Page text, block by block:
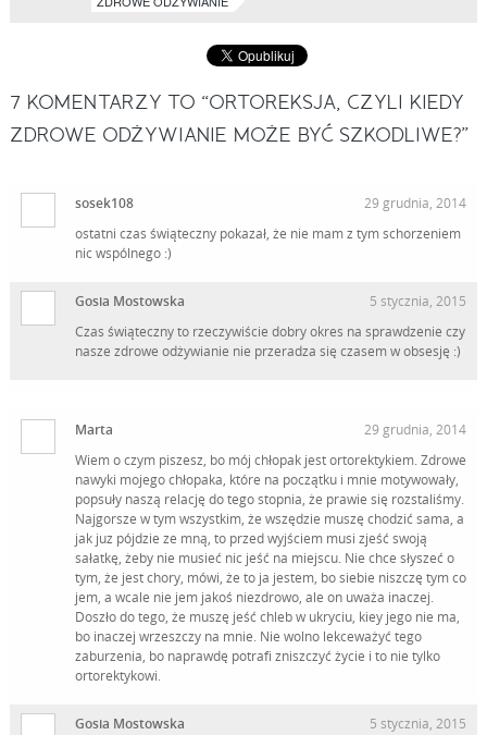
7 KOMENTARZY TO “ORTOREKSJA, CZYLI KIEDY
ZDROWE ODŻYWIANIE MOŻE BYĆ SZKODLIWE?”
sosek108
29 grudnia, 2014
ostatni czas świąteczny pokazał, że nie mam z tym schorzeniem
nic wspólnego :)
Gosia Mostowska
5 stycznia, 2015
Czas świąteczny to rzeczywiście dobry okres na sprawdzenie czy
nasze zdrowe odżywianie nie przeradza się czasem w obsesję :)
Marta
29 grudnia, 2014
Wiem o czym piszesz, bo mój chłopak jest ortorektykiem. Zdrowe
nawyki mojego chłopaka, które na początku i mnie motywowały,
popsuły naszą relację do tego stopnia, że prawie się rozstaliśmy.
Najgorsze w tym wszystkim, że wszędzie muszę chodzić sama, a
jak juz pójdzie ze mną, to przed wyjściem musi zjeść swoją
sałatkę, żeby nie musieć nic jeść na miejscu. Nie chce słyszeć o
tym, że jest chory, mówi, że to ja jestem, bo siebie niszczę tym co
jem, a wcale nie jem jakoś niezdrowo, ale on uważa inaczej.
Doszło do tego, że muszę jeść chleb w ukryciu, kiey jego nie ma,
bo inaczej wrzeszczy na mnie. Nie wolno lekceważyć tego
zaburzenia, bo naprawdę potrafi zniszczyć życie i to nie tylko
ortorektykowi.
Gosia Mostowska
5 stycznia, 2015